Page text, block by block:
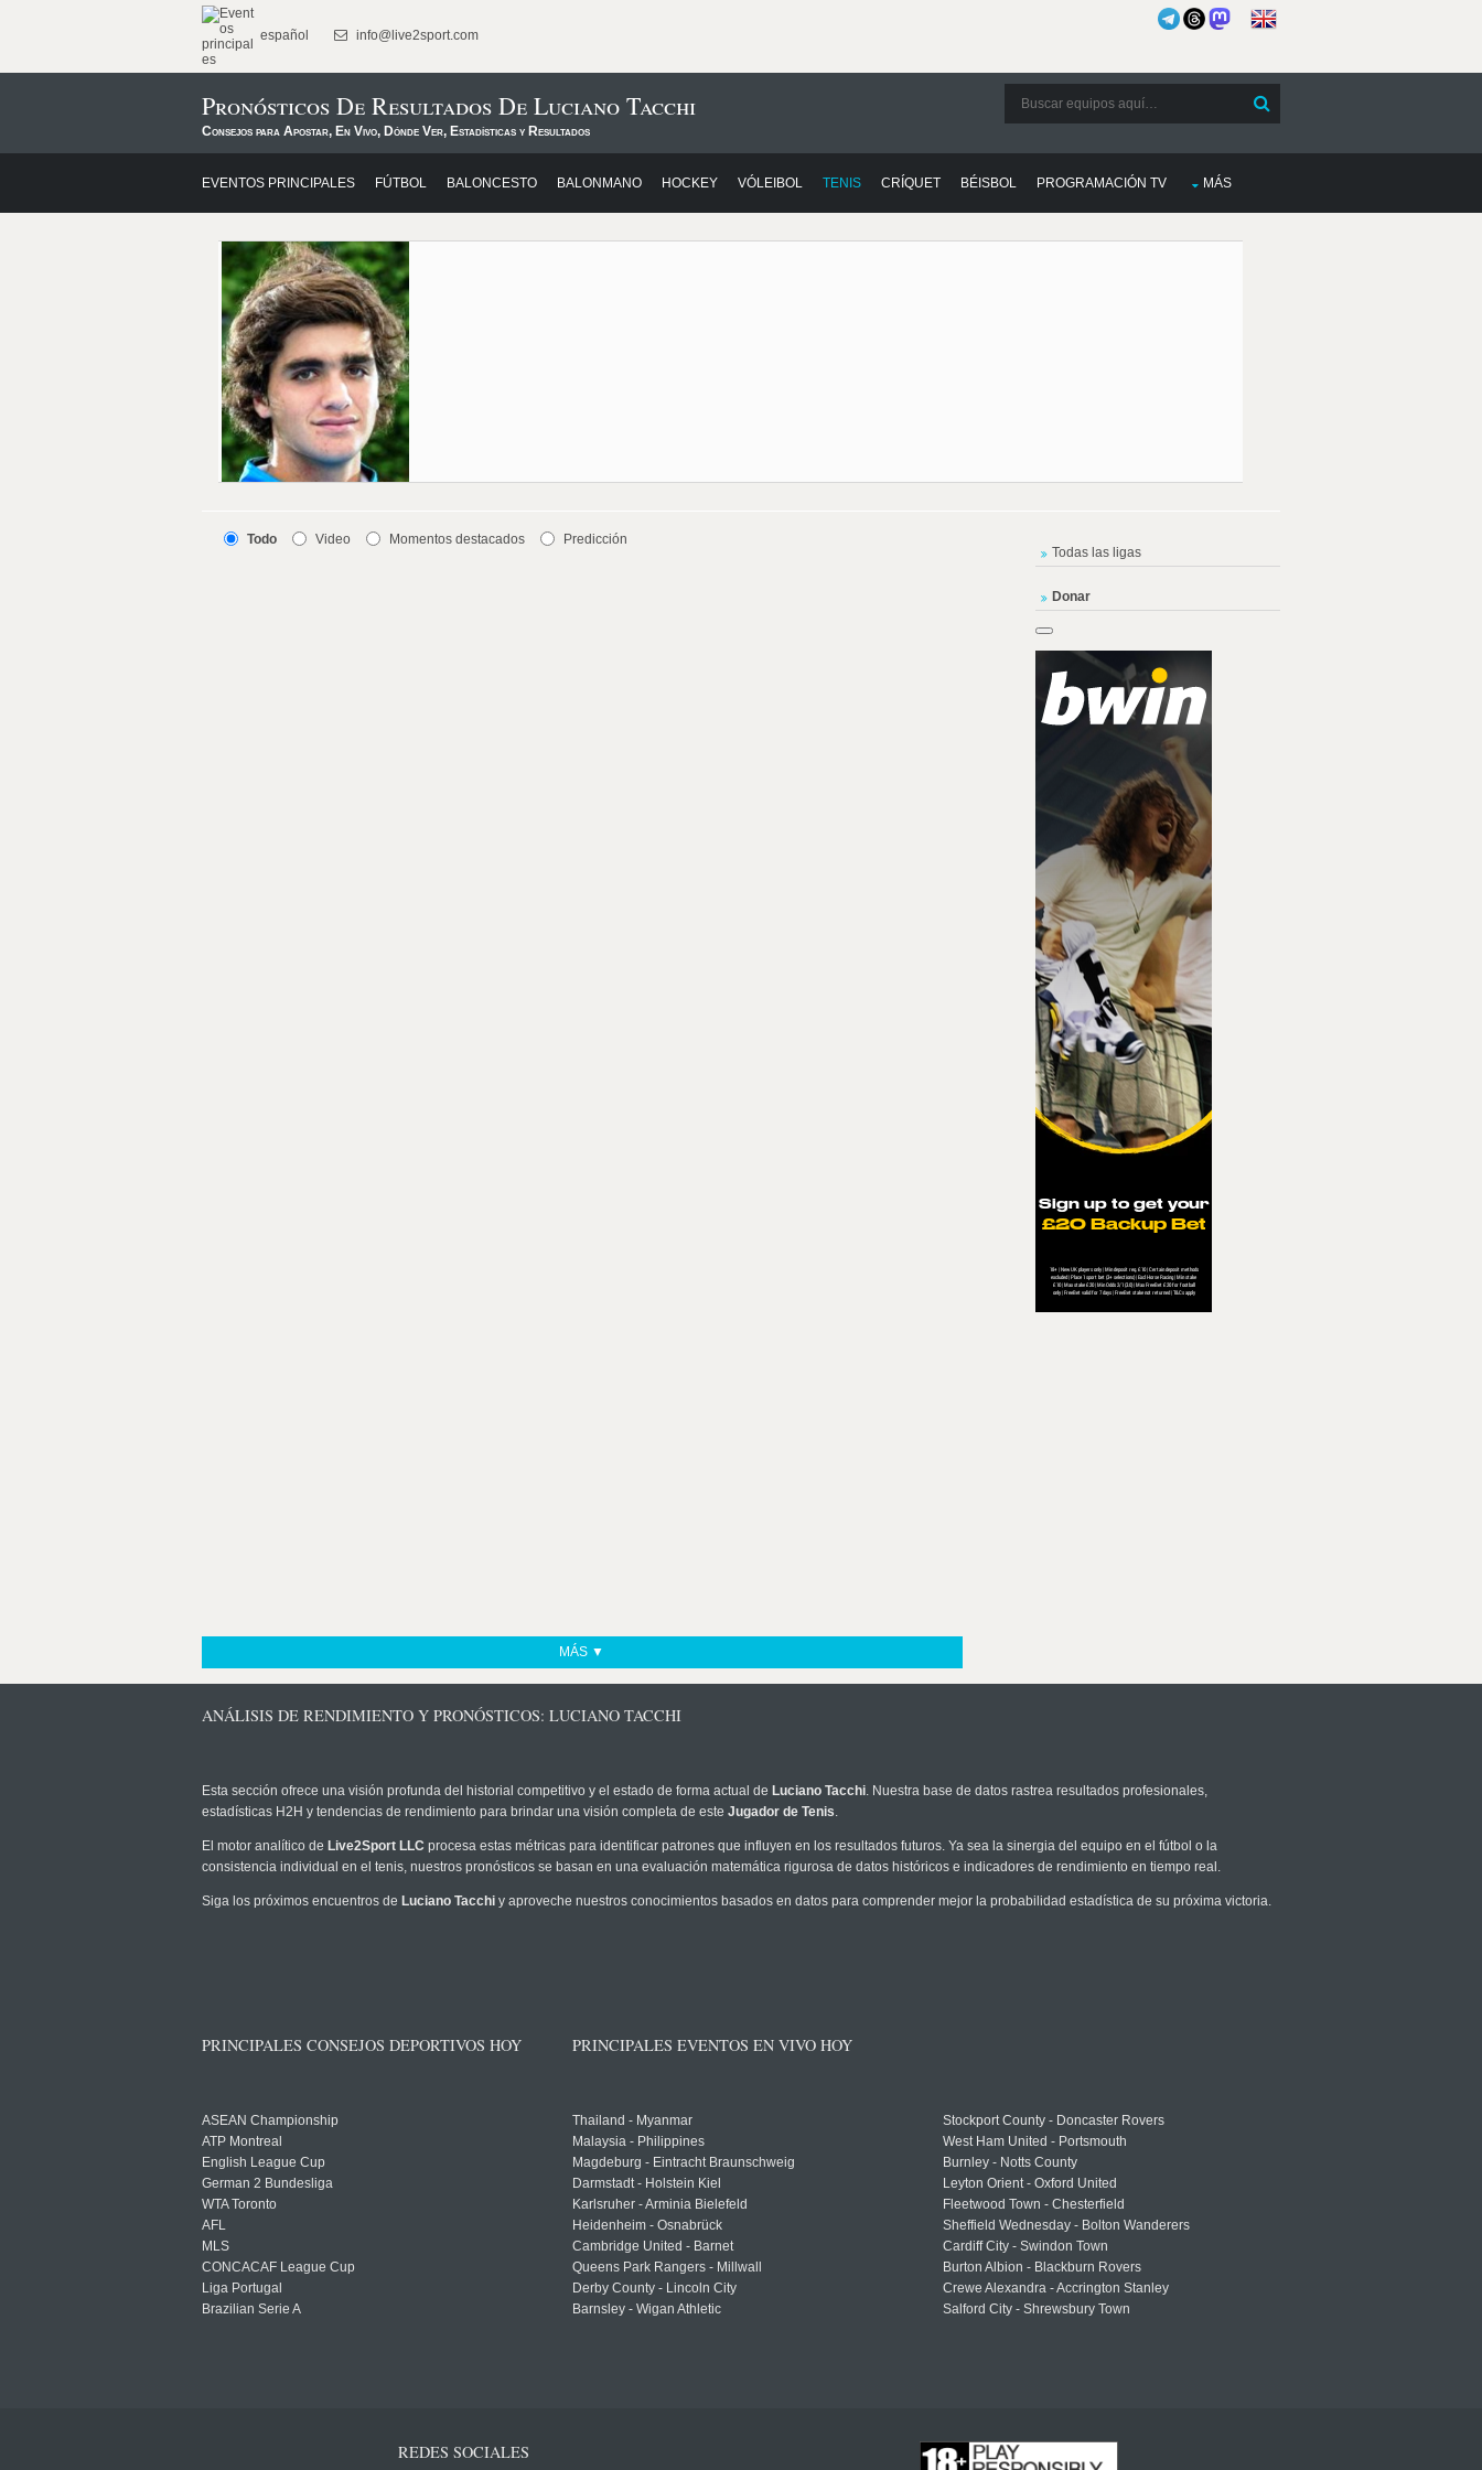
español info@live2sport.com
Pronósticos De Resultados De Luciano Tacchi
Consejos para Apostar, En Vivo, Dónde Ver, Estadísticas y Resultados
EVENTOS PRINCIPALES FÚTBOL BALONCESTO BALONMANO HOCKEY VÓLEIBOL TENIS CRÍQUET BÉISBOL PROGRAMACIÓN TV MÁS
Todo Video Momentos destacados Predicción
MÁS ▼
Todas las ligas
Donar
ANÁLISIS DE RENDIMIENTO Y PRONÓSTICOS: LUCIANO TACCHI
Esta sección ofrece una visión profunda del historial competitivo y el estado de forma actual de Luciano Tacchi. Nuestra base de datos rastrea resultados profesionales,
estadísticas H2H y tendencias de rendimiento para brindar una visión completa de este Jugador de Tenis.
El motor analítico de Live2Sport LLC procesa estas métricas para identificar patrones que influyen en los resultados futuros. Ya sea la sinergia del equipo en el fútbol o la
consistencia individual en el tenis, nuestros pronósticos se basan en una evaluación matemática rigurosa de datos históricos e indicadores de rendimiento en tiempo real.
Siga los próximos encuentros de Luciano Tacchi y aproveche nuestros conocimientos basados en datos para comprender mejor la probabilidad estadística de su próxima victoria.
PRINCIPALES CONSEJOS DEPORTIVOS HOY
ASEAN Championship
ATP Montreal
English League Cup
German 2 Bundesliga
WTA Toronto
AFL
MLS
CONCACAF League Cup
Liga Portugal
Brazilian Serie A
PRINCIPALES EVENTOS EN VIVO HOY
Thailand - Myanmar
Malaysia - Philippines
Magdeburg - Eintracht Braunschweig
Darmstadt - Holstein Kiel
Karlsruher - Arminia Bielefeld
Heidenheim - Osnabrück
Cambridge United - Barnet
Queens Park Rangers - Millwall
Derby County - Lincoln City
Barnsley - Wigan Athletic
Stockport County - Doncaster Rovers
West Ham United - Portsmouth
Burnley - Notts County
Leyton Orient - Oxford United
Fleetwood Town - Chesterfield
Sheffield Wednesday - Bolton Wanderers
Cardiff City - Swindon Town
Burton Albion - Blackburn Rovers
Crewe Alexandra - Accrington Stanley
Salford City - Shrewsbury Town
REDES SOCIALES